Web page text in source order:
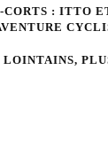
: ITTO